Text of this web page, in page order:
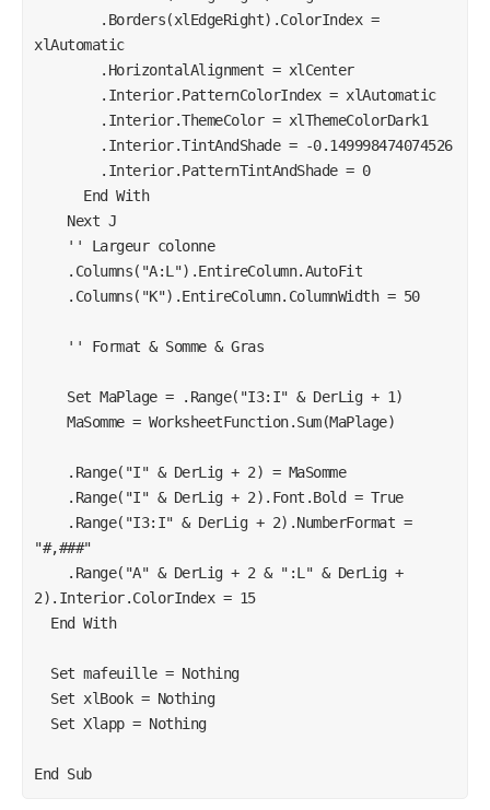
-0.149998474074526
            .Interior.PatternTintAndShade = 0
'For J = 3 To DerniereLigne
'  For i = 1 To DerniereColonne
'    With Cells(J, i)
'            .Borders(xlEdgeBottom).LineStyle =
'            .Borders(xlEdgeBottom).Weight = xlThin
xlAutomatic
'            .Borders(xlEdgeRight).LineStyle =
'            .Borders(xlEdgeRight).Weight = xlThin
'            .Borders(xlEdgeRight).ColorIndex =
xlAutomatic
'            .HorizontalAlignment = xlCenter
'    End With
'  Next i
'Next J
'' Largeur colonne
Columns("A:L").EntireColumn.AutoFit
xlAutomatic
"#,###"
2).Interior.ColorIndex = 15
End Sub